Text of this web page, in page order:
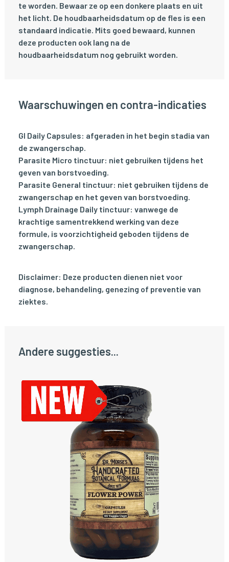
te worden. Bewaar ze op een donkere plaats en uit
het licht. De houdbaarheidsdatum op de fles is een
standaard indicatie. Mits goed bewaard, kunnen
deze producten ook lang na de
houdbaarheidsdatum nog gebruikt worden.
Waarschuwingen en contra-indicaties
GI Daily Capsules: afgeraden in het begin stadia van
de zwangerschap.
Parasite Micro tinctuur: niet gebruiken tijdens het
geven van borstvoeding.
Parasite General tinctuur: niet gebruiken tijdens de
zwangerschap en het geven van borstvoeding.
Lymph Drainage Daily tinctuur: vanwege de
krachtige samentrekkend werking van deze
formule, is voorzichtigheid geboden tijdens de
zwangerschap.
Disclaimer: Deze producten dienen niet voor
diagnose, behandeling, genezing of preventie van
ziektes.
Andere suggesties...